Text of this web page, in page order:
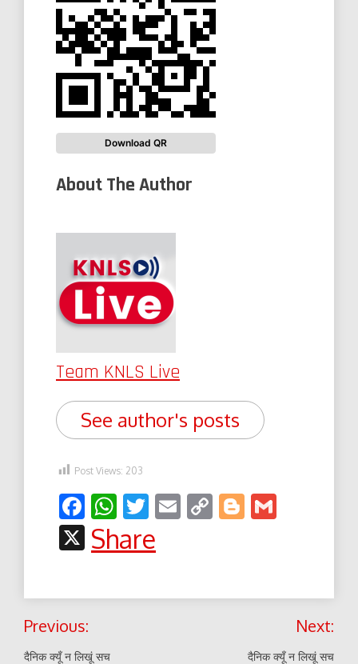
Download QR
About The Author
Team KNLS Live
See author's posts
Post Views: 203
Facebook
WhatsApp
Twitter
EmailCopyBlogger
X
Share
Post
navigation
Previous:
दैनिक क्यूँ न लिखूं सच
Next:
दैनिक क्यूँ न लिखूं सच